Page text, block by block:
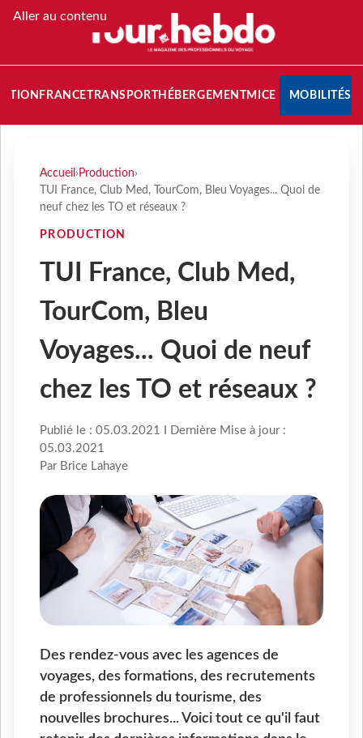
Aller au contenu
FRANCETRANSPORT HÉBERGEMENTMICE MOBILITÉS
Accueil › Production›
TUI France, Club Med, TourCom, Bleu Voyages... Quoi de
neuf chez les TO et réseaux ?
PRODUCTION
TUI France, Club Med,
TourCom, Bleu
Voyages... Quoi de neuf
chez les TO et réseaux ?
Publié le : 05.03.2021 I Dernière Mise à jour :
05.03.2021
Par Brice Lahaye
Des rendez-vous avec les agences de
voyages, des formations, des recrutements
de professionnels du tourisme, des
nouvelles brochures... Voici tout ce qu'il faut